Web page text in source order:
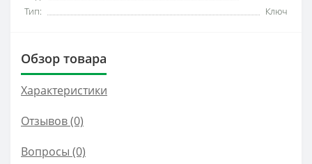
Тип:
Ключ
Обзор товара
Характеристики
Отзывов (0)
Вопросы (0)